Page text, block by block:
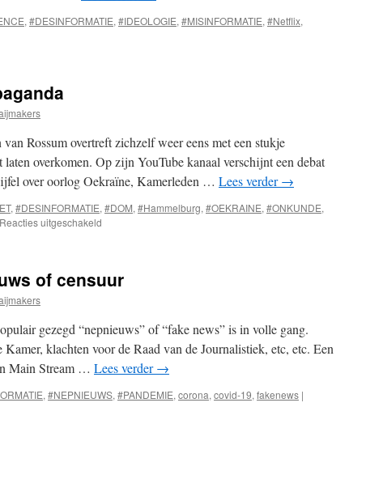
, #DESINFORMATIE, #IDEOLOGIE, #MISINFORMATIE, #Netflix,
Rossum overtreft zichzelf weer eens met een stukje
overkomen. Op zijn YouTube kanaal verschijnt een debat
over oorlog Oekraïne, Kamerleden … Lees verder→
, #DESINFORMATIE, #DOM, #Hammelburg, #OEKRAINE, #ONKUNDE,
Reacties uitgeschakeld
of censuur
gezegd “nepnieuws” of “fake news” is in volle gang.
klachten voor de Raad van de Journalistiek, etc, etc. Een
Main Stream … Lees verder→
, #NEPNIEUWS, #PANDEMIE, corona, covid-19, fakenews |